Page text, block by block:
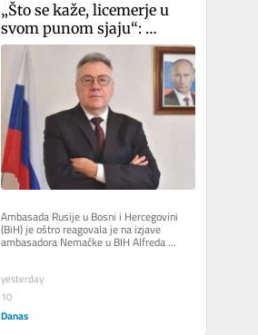
„Što se kaže, licemerje u
svom punom sjaju“:
Ambasada Rusije u BiH
oštro o izjavi ambasadora
Nemačke o visokom
predstavniku i gasovodu
Ambasada Rusije u Bosni i Hercegovini
(BiH) je oštro reagovala je na izjave
ambasadora Nemačke u BIH Alfreda
yesterday
10
Danas